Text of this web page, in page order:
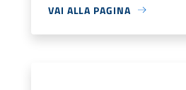
VAI ALLA PAGINA